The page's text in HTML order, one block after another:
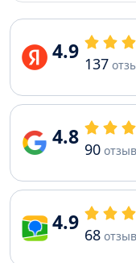
4.9 137
4.8 90
4.9 68